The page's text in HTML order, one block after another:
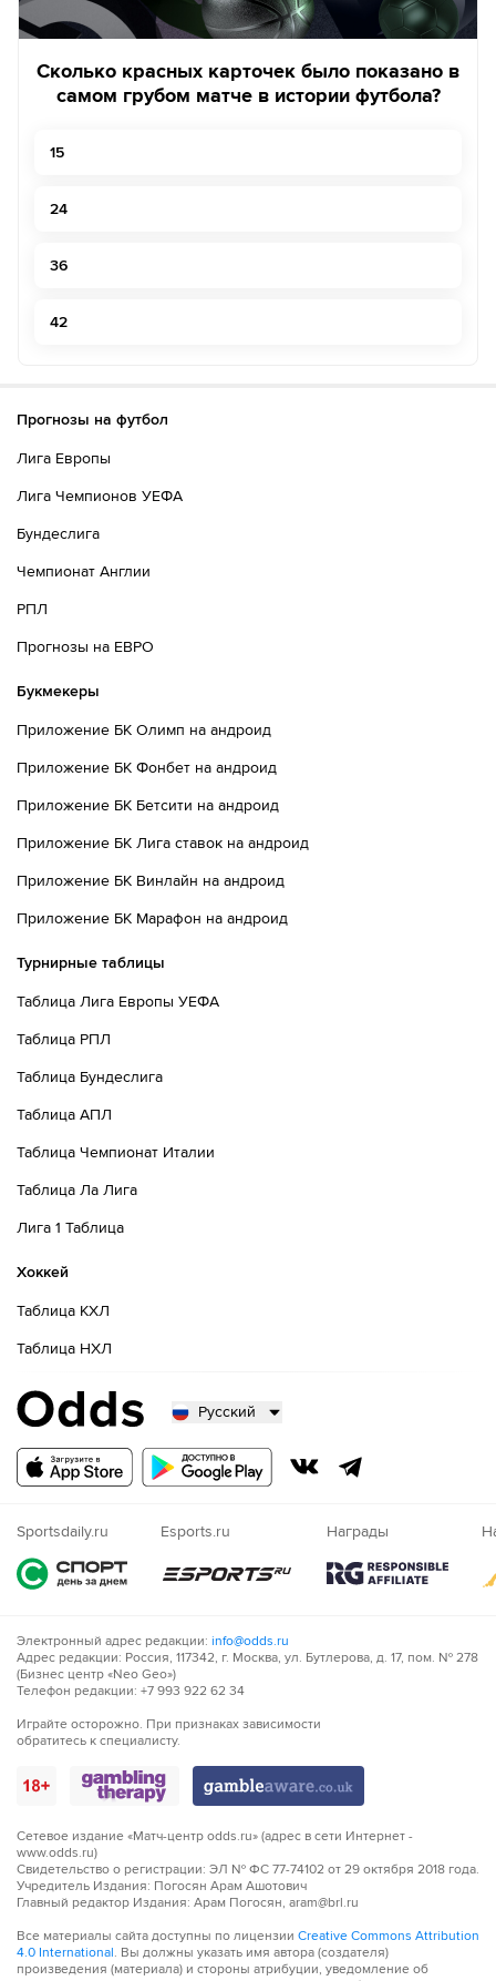
Сколько красных карточек было показано в
самом грубом матче в истории футбола?
15
24
36
42
Прогнозы на футбол
Лига Европы
Лига Чемпионов УЕФА
Бундеслига
Чемпионат Англии
РПЛ
Прогнозы на ЕВРО
Букмекеры
Приложение БК Олимп на андроид
Приложение БК Фонбет на андроид
Приложение БК Бетсити на андроид
Приложение БК Лига ставок на андроид
Приложение БК Винлайн на андроид
Приложение БК Марафон на андроид
Турнирные таблицы
Таблица Лига Европы УЕФА
Таблица РПЛ
Таблица Бундеслига
Таблица АПЛ
Таблица Чемпионат Италии
Таблица Ла Лига
Лига 1 Таблица
Хоккей
Таблица КХЛ
Таблица НХЛ
Русский
Русский
Nigeria
Sportsdaily.ru Esports.ru Награды
Электронный адрес редакции: info@odds.ru
Адрес редакции: Россия, 117342, г. Москва, ул. Бутлерова, д. 17, пом. № 278
(Бизнес центр «Neo Geo»)
Телефон редакции: +7 993 922 62 34
Играйте осторожно. При признаках зависимости
обратитесь к специалисту.
Сетевое издание «Матч-центр odds.ru» (адрес в сети Интернет -
www.odds.ru)
Свидетельство о регистрации: ЭЛ № ФС 77-74102 от 29 октября 2018 года.
Учредитель Издания: Погосян Арам Ашотович
Главный редактор Издания: Арам Погосян, aram@brl.ru
Все материалы сайта доступны по лицензии Creative Commons Attribution
4.0 International. Вы должны указать имя автора (создателя)
произведения (материала) и стороны атрибуции, уведомление об